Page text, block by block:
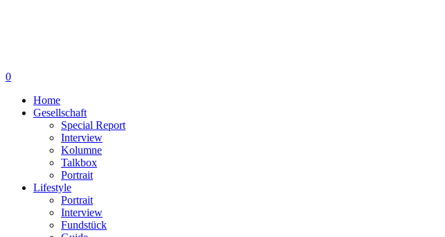
0
Home
Gesellschaft
Special Report
Interview
Kolumne
Talkbox
Portrait
Lifestyle
Portrait
Interview
Fundstück